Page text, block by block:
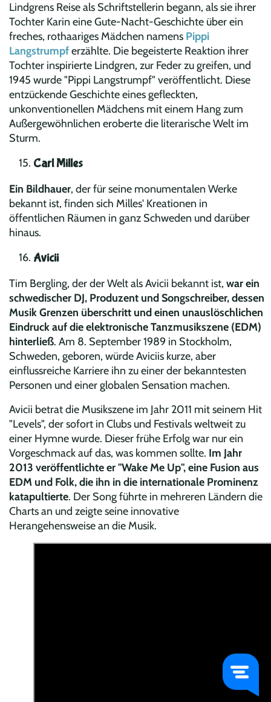
Lindgrens Reise als Schriftstellerin begann, als sie ihrer
Tochter Karin eine Gute-Nacht-Geschichte über ein
freches, rothaariges Mädchen namens Pippi
Langstrumpferzählte. Die begeisterte Reaktion ihrer
Tochter inspirierte Lindgren, zur Feder zu greifen, und
1945 wurde "Pippi Langstrumpf" veröffentlicht. Diese
entzückende Geschichte eines gefleckten,
unkonventionellen Mädchens mit einem Hang zum
Außergewöhnlichen eroberte die literarische Welt im
Sturm.
Carl Milles
Ein Bildhauer, der für seine monumentalen Werke
bekannt ist, finden sich Milles' Kreationen in
öffentlichen Räumen in ganz Schweden und darüber
hinaus.
Avicii
Tim Bergling, der der Welt als Avicii bekannt ist, war ein
schwedischer DJ, Produzent und Songschreiber, dessen
Musik Grenzen überschritt und einen unauslöschlichen
Eindruck auf die elektronische Tanzmusikszene (EDM)
hinterließ. Am 8. September 1989 in Stockholm,
Schweden, geboren, würde Aviciis kurze, aber
einflussreiche Karriere ihn zu einer der bekanntesten
Personen und einer globalen Sensation machen.
Avicii betrat die Musikszene im Jahr 2011 mit seinem Hit
"Levels", der sofort in Clubs und Festivals weltweit zu
einer Hymne wurde. Dieser frühe Erfolg war nur ein
Vorgeschmack auf das, was kommen sollte. Im Jahr
2013 veröffentlichte er "Wake Me Up", eine Fusion aus
EDM und Folk, die ihn in die internationale Prominenz
katapultierte. Der Song führte in mehreren Ländern die
Charts an und zeigte seine innovative
Herangehensweise an die Musik.